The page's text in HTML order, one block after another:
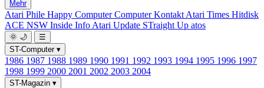
Mehr
Atari Phile Happy ComputerComputer Kontakt Atari Times Hitdisk
ACE NSW Inside Info Atari Update STraight Up atos
🌞 🌙
☰
ST-Computer ▾
1986 1987 1988 1989 1990 1991 1992 1993 1994 1995 1996 1997
1998 1999 2000 2001 2002 2003 2004
ST-Magazin ▾